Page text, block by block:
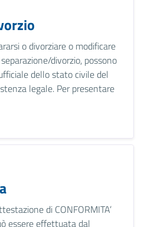
o divorziare o modificare
divorzio, possono
dello stato civile del
legale. Per presentare
di CONFORMITA’
essere effettuata dal